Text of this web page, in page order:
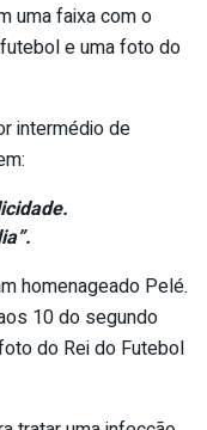
uma faixa com o
e uma foto do
intermédio de
homenageado Pelé.
10 do segundo
do Rei do Futebol